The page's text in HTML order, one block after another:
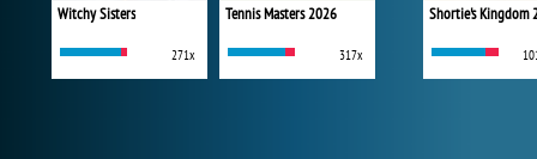
Witchy Sisters
271x
Tennis Masters 2026
317x
Shortie's Kingdom